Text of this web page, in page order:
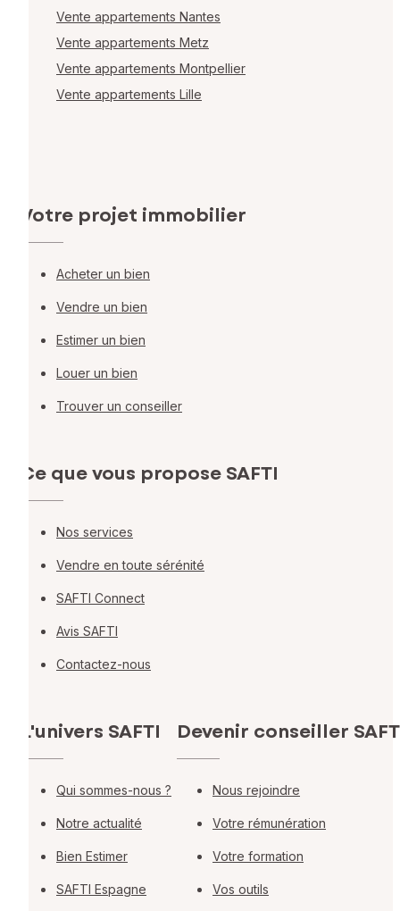
Vente appartements Nantes
Vente appartements Metz
Vente appartements Montpellier
Vente appartements Lille
Votre projet immobilier
Acheter un bien
Vendre un bien
Estimer un bien
Louer un bien
Trouver un conseiller
Ce que vous propose SAFTI
Nos services
Vendre en toute sérénité
SAFTI Connect
Avis SAFTI
Contactez-nous
L'univers SAFTI
Qui sommes-nous ?
Notre actualité
Bien Estimer
SAFTI Espagne
Devenir conseiller
Nous rejoindre
Votre rémunération
Votre formation
Vos outils